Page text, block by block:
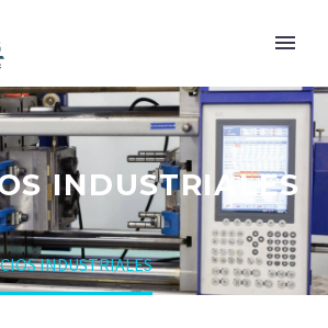
INDUSTRIALES
INDUSTRIALES